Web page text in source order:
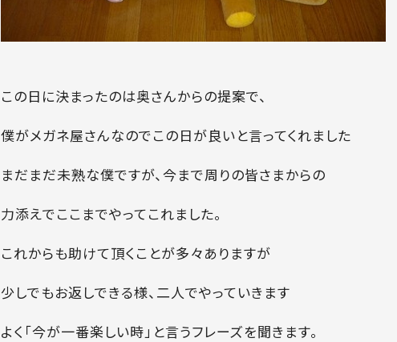
この日に決まったのは奥さんからの提案で、
僕がメガネ屋さんなのでこの日が良いと言ってくれました
まだまだ未熟な僕ですが、今まで周りの皆さまからの
力添えでここまでやってこれました。
これからも助けて頂くことが多々ありますが
少しでもお返しできる様、二人でやっていきます
よく「今が一番楽しい時」と言うフレーズを聞きます。